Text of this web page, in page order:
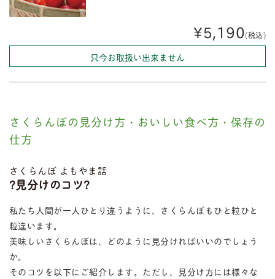
¥5,190(税込)
只今お取扱い出来ません
さくらんぼの見分け方・おいしい食べ方・保存の
仕方
さくらんぼ よもやま話
?見分けのコツ?
私たち人間が一人ひとり違うように、さくらんぼもひと粒ひと
粒違います。
美味しいさくらんぼは、どのように見分ければいいのでしょう
か。
そのコツを以下にご紹介します。ただし、見分け方には様々な